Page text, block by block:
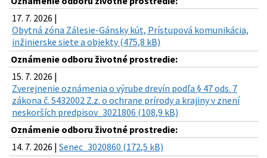
17. 7. 2026 |
Obytná zóna Zálesie-Gánsky kút, Prístupová komunikácia,
inžinierske siete a objekty (475,8 kB)
Oznámenie odboru životné prostredie:
15. 7. 2026 |
Zverejnenie oznámenia o výrube drevín podľa § 47 ods. 7
zákona č. 5432002 Z.z. o ochrane prírody a krajiny v znení
neskorších predpisov_3021806 (108,9 kB)
Oznámenie odboru životné prostredie:
14. 7. 2026 | Senec_3020860 (172,5 kB)